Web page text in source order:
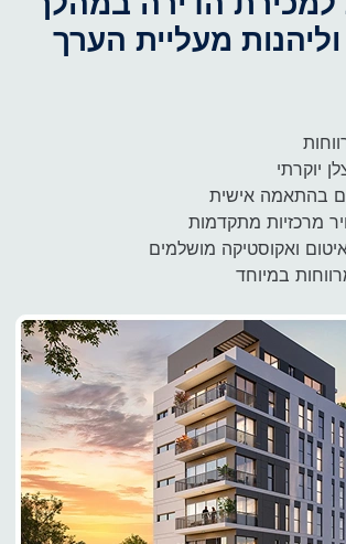
וליהנות מעליית הערך
יוקרתי
בהתאמה אישית
מרכזיות מתקדמות
ואקוסטיקה מושלמים
במיוחד